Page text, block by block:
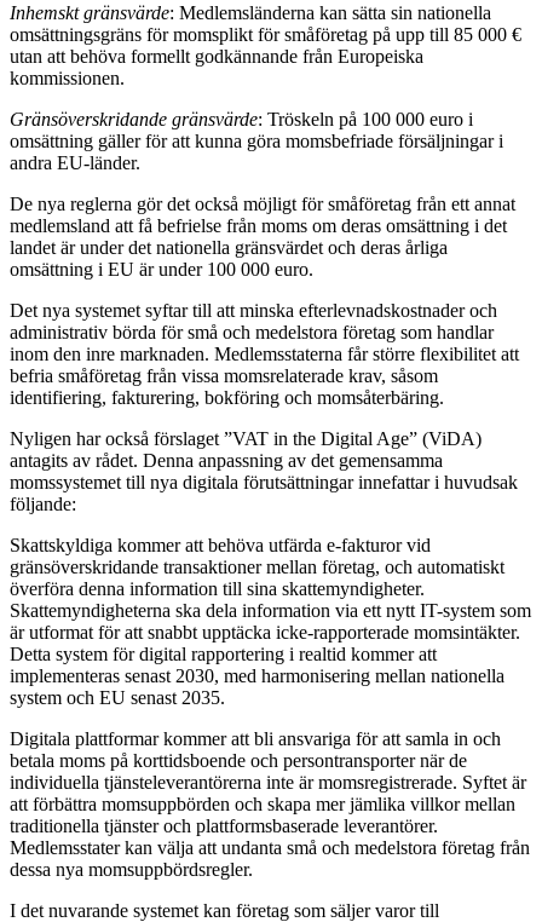
Inhemskt gränsvärde: Medlemsländerna kan sätta sin nationella
omsättningsgräns för momsplikt för småföretag på upp till 85 000 €
utan att behöva formellt godkännande från Europeiska
kommissionen.
Gränsöverskridande gränsvärde: Tröskeln på 100 000 euro i
omsättning gäller för att kunna göra momsbefriade försäljningar i
andra EU-länder.
De nya reglerna gör det också möjligt för småföretag från ett annat
medlemsland att få befrielse från moms om deras omsättning i det
landet är under det nationella gränsvärdet och deras årliga
omsättning i EU är under 100 000 euro.
Det nya systemet syftar till att minska efterlevnadskostnader och
administrativ börda för små och medelstora företag som handlar
inom den inre marknaden. Medlemsstaterna får större flexibilitet att
befria småföretag från vissa momsrelaterade krav, såsom
identifiering, fakturering, bokföring och momsåterbäring.
Nyligen har också förslaget ”VAT in the Digital Age” (ViDA)
antagits av rådet. Denna anpassning av det gemensamma
momssystemet till nya digitala förutsättningar innefattar i huvudsak
följande:
Skattskyldiga kommer att behöva utfärda e-fakturor vid
gränsöverskridande transaktioner mellan företag, och automatiskt
överföra denna information till sina skattemyndigheter.
Skattemyndigheterna ska dela information via ett nytt IT-system som
är utformat för att snabbt upptäcka icke-rapporterade momsintäkter.
Detta system för digital rapportering i realtid kommer att
implementeras senast 2030, med harmonisering mellan nationella
system och EU senast 2035.
Digitala plattformar kommer att bli ansvariga för att samla in och
betala moms på korttidsboende och persontransporter när de
individuella tjänsteleverantörerna inte är momsregistrerade. Syftet är
att förbättra momsuppbörden och skapa mer jämlika villkor mellan
traditionella tjänster och plattformsbaserade leverantörer.
Medlemsstater kan välja att undanta små och medelstora företag från
dessa nya momsuppbördsregler.
I det nuvarande systemet kan företag som säljer varor till